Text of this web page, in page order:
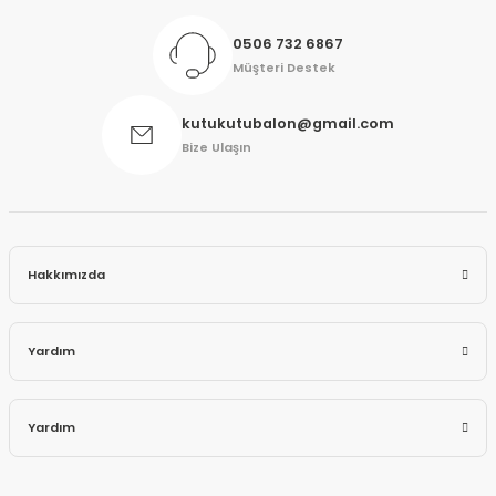
0506 732 6867
Müşteri Destek
kutukutubalon@gmail.com
Bize Ulaşın
Hakkımızda
Yardım
Yardım